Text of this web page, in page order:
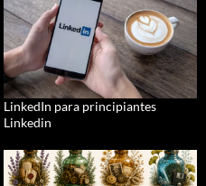
LinkedIn para principiantes
Linkedin